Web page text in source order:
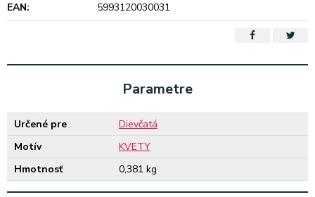
EAN:
5993120030031
Parametre
Určené pre
Dievčatá
Motív
KVETY
Hmotnosť
0,381 kg